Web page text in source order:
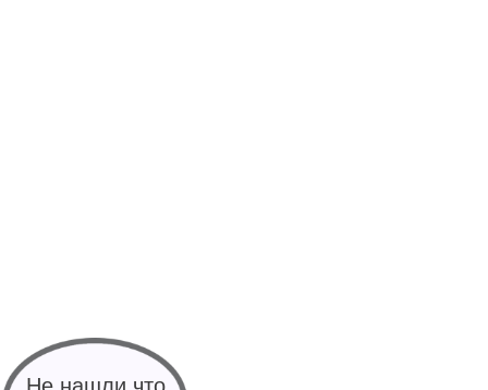
Не нашли что